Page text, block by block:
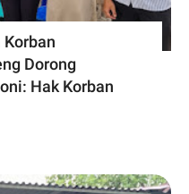
Dorong
Hak Korban